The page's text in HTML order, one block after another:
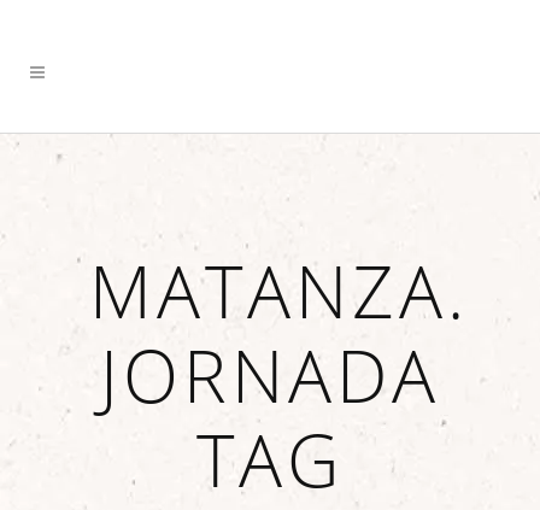
MATANZA.
JORNADA
TAG